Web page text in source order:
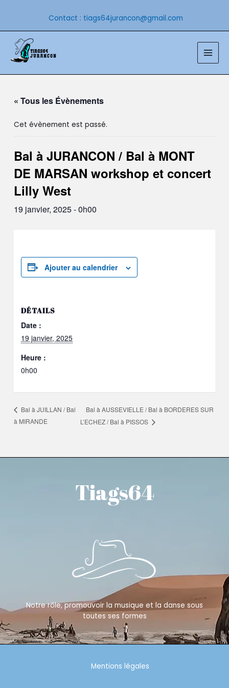
Contact : tiags64jurancon@gmail.com
Main
« Tous les Évènements
Cet évènement est passé.
Bal à JURANCON / Bal à MONT
DE MARSAN workshop et concert
Lilly West
19 janvier, 2025 - 0h00
Ajouter au calendrier
DÉTAILS
Date :
19 janvier, 2025
Heure :
0h00
Bal à JUILLAN / Bal
à MIRANDE
Bal à AUSSEVIELLE / Bal à BORDERES SUR
L’ECHEZ / Bal à PISSOS
Tiags64
Notre rôle, promouvoir la musique et la danse sous
toutes ses formes
Mentions légales